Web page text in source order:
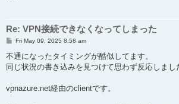
Re: VPN接続できなくなってしまった
P
s
t
Fri May 09, 2025 8:58 am
不通になったタイミングが酷似してます。
同じ状況の書き込みを見つけて思わず反応しまし
vpnazure.net経由のclientです。